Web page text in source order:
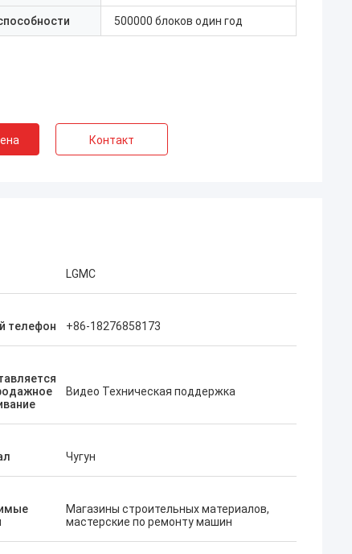
500000 блоков один год
Контакт
LGMC
телефон +86-18276858173
Видео Техническая поддержка
Чугун
Магазины строительных материалов,
мастерские по ремонту машин